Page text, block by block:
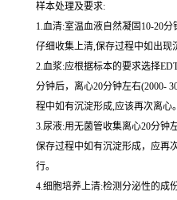
样本处理及要求:
1.血清:室温血液自然凝固10-20分
仔细收集上清,保存过程中如出现
2.血浆:应根据标本的要求选择
分钟后，离心20分钟左右(2000-
程中如有沉淀形成,应该再次离心。
3.尿液:用无菌管收集离心20分钟
保存过程中如有沉淀形成，应再
行。
4.细胞培养上清:检测分泌性的成